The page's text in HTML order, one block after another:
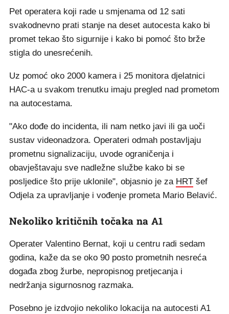
Pet operatera koji rade u smjenama od 12 sati
svakodnevno prati stanje na deset autocesta kako bi
promet tekao što sigurnije i kako bi pomoć što brže
stigla do unesrećenih.
Uz pomoć oko 2000 kamera i 25 monitora djelatnici
HAC-a u svakom trenutku imaju pregled nad prometom
na autocestama.
"Ako dođe do incidenta, ili nam netko javi ili ga uoči
sustav videonadzora. Operateri odmah postavljaju
prometnu signalizaciju, uvode ograničenja i
obavještavaju sve nadležne službe kako bi se
posljedice što prije uklonile", objasnio je za HRT šef
Odjela za upravljanje i vođenje prometa Mario Belavić.
Nekoliko kritičnih točaka na A1
Operater Valentino Bernat, koji u centru radi sedam
godina, kaže da se oko 90 posto prometnih nesreća
događa zbog žurbe, nepropisnog pretjecanja i
nedržanja sigurnosnog razmaka.
Posebno je izdvojio nekoliko lokacija na autocesti A1